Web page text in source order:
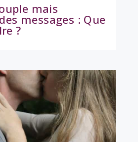
mais
messages : Que
?